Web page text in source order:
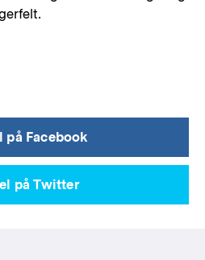
på Facebook
på Twitter